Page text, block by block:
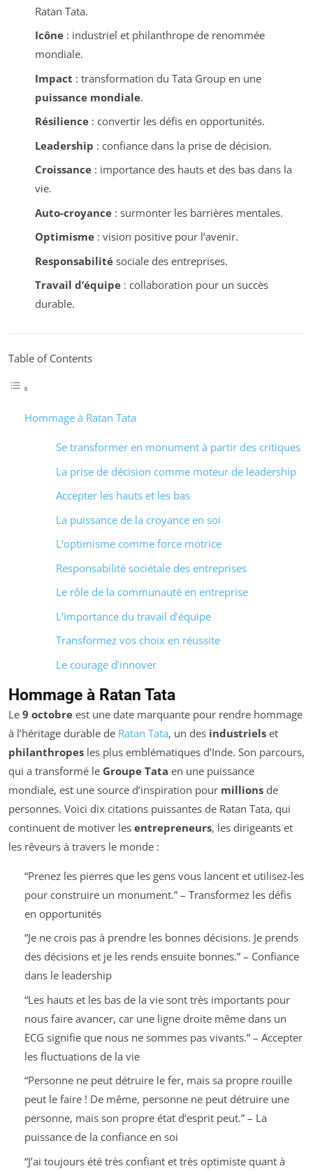
Ratan Tata.
Icône: industriel et philanthrope de renommée
mondiale.
Impact : transformation du Tata Group en une
puissance mondiale.
Résilience: convertir les défis en opportunités.
Leadership : confiance dans la prise de décision.
Croissance: importance des hauts et des bas dans la
vie.
Auto-croyance: surmonter les barrières mentales.
Optimisme: vision positive pour l’avenir.
Responsabilitésociale des entreprises.
Travail d’équipe: collaboration pour un succès
durable.
Table of Contents
Hommage à Ratan Tata
Se transformer en monument à partir des critiques
La prise de décision comme moteur de leadership
Accepter les hauts et les bas
La puissance de la croyance en soi
L’optimisme comme force motrice
Responsabilité sociétale des entreprises
Le rôle de la communauté en entreprise
L’importance du travail d’équipe
Transformez vos choix en réussite
Le courage d’innover
Hommage à Ratan Tata
Le 9 octobre est une date marquante pour rendre hommage
à l’héritage durable de Ratan Tata, un des industriels et
philanthropes les plus emblématiques d’Inde. Son parcours,
qui a transformé le Groupe Tata en une puissance
mondiale, est une source d’inspiration pour millions de
personnes. Voici dix citations puissantes de Ratan Tata, qui
continuent de motiver les entrepreneurs, les dirigeants et
les rêveurs à travers le monde :
“Prenez les pierres que les gens vous lancent et utilisez-les
pour construire un monument.” – Transformez les défis
en opportunités
“Je ne crois pas à prendre les bonnes décisions. Je prends
des décisions et je les rends ensuite bonnes.” – Confiance
dans le leadership
“Les hauts et les bas de la vie sont très importants pour
nous faire avancer, car une ligne droite même dans un
ECG signifie que nous ne sommes pas vivants.” – Accepter
les fluctuations de la vie
“Personne ne peut détruire le fer, mais sa propre rouille
peut le faire ! De même, personne ne peut détruire une
personne, mais son propre état d’esprit peut.” – La
puissance de la confiance en soi
“J’ai toujours été très confiant et très optimiste quant à